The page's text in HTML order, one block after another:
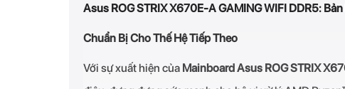
Asus ROG STRIX X670E-A GAMING WIFI DDR5:
Chuẩn Bị Cho Thế Hệ Tiếp Theo
Với sự xuất hiện của MainboardAsus ROG STRIX